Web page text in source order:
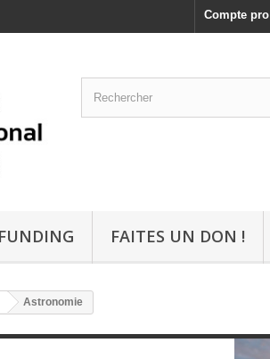
Compte pro
FAITES UN DON !
Astronomie